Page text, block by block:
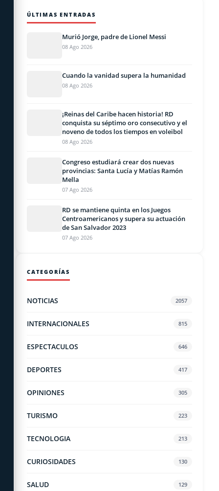
ÚLTIMAS ENTRADAS
Murió Jorge, padre de Lionel Messi
08 Ago 2026
Cuando la vanidad supera la humanidad
08 Ago 2026
¡Reinas del Caribe hacen historia! RD
conquista su séptimo oro consecutivo y el
noveno de todos los tiempos en voleibol
08 Ago 2026
Congreso estudiará crear dos nuevas
provincias: Santa Lucía y Matías Ramón
Mella
07 Ago 2026
RD se mantiene quinta en los Juegos
Centroamericanos y supera su actuación
de San Salvador 2023
07 Ago 2026
CATEGORÍAS
NOTICIAS 2057
INTERNACIONALES 815
ESPECTACULOS 646
DEPORTES 417
OPINIONES 305
TURISMO 223
TECNOLOGIA 213
CURIOSIDADES 130
SALUD 129